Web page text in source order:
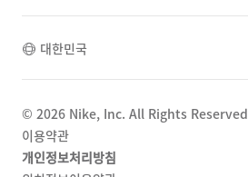
대한민국
© 2026 Nike, Inc. All Rights Reserved
이용약관
개인정보처리방침